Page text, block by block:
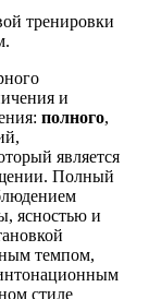
тренировки
и
полного,
является
Полный
ясностью и
темпом,
стиле